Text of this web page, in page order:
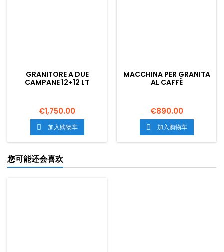
GRANITORE A DUE
CAMPANE 12+12 LT
€1,750.00
 加入购物车
MACCHINA PER GRANITA
AL CAFFÈ
€890.00
 加入购物车
您可能还会喜欢